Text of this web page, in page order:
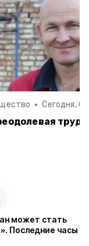
Сегодня,
может стать
Последние часы